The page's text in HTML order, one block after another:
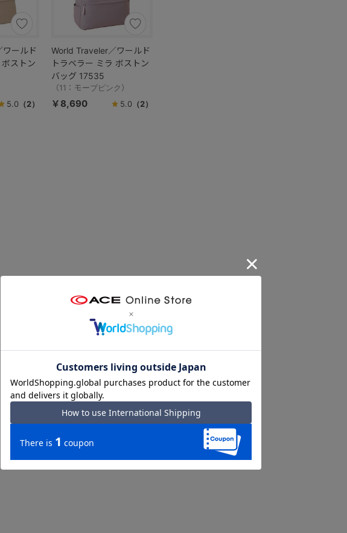
ールド
ストン
5.0 （2）
World Traveler／ワールド
トラベラー ミラ ボストン
バッグ 17535
（11：モーブピンク）
￥8,690 5.0 （2）